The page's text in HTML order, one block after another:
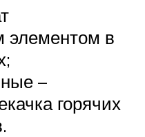
элементом в
–
горячих